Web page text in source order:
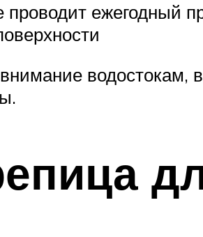
проводит ежегодный
водостокам,